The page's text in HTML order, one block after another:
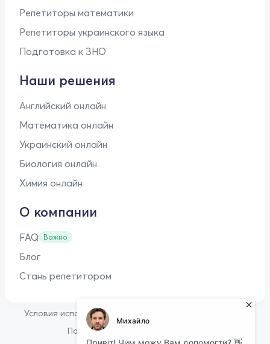
Репетиторы математики
Репетиторы украинского языка
Подготовка к ЗНО
Наши решения
Английский онлайн
Математика онлайн
Украинский онлайн
Биология онлайн
Химия онлайн
О компании
FAQ Важно
Блог
Стань репетитором
Условия использования
Политика конфиденциальности